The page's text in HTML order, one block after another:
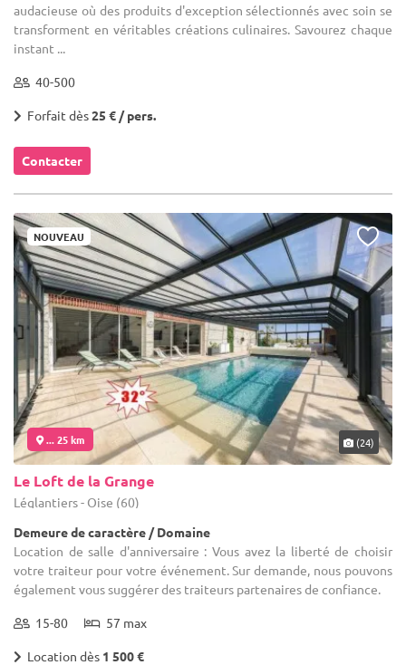
audacieuse où des produits d'exception sélectionnés avec soin se
transforment en véritables créations culinaires. Savourez chaque
instant ...
40-500
Forfait dès25 € / pers.
Contacter
NOUVEAU
... 25 km (24)
Le Loft de la Grange
Léglantiers - Oise (60)
Demeure de caractère / Domaine
Location de salle d'anniversaire : Vous avez la liberté de choisir
votre traiteur pour votre événement. Sur demande, nous pouvons
également vous suggérer des traiteurs partenaires de confiance.
15-80 57 max
Location dès 1 500 €